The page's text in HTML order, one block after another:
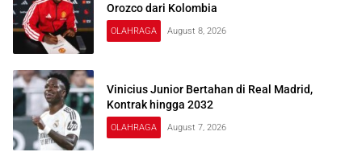
Orozco dari Kolombia
OLAHRAGA August 8, 2026
Vinicius Junior Bertahan di Real Madrid,
Kontrak hingga 2032
OLAHRAGA August 7, 2026